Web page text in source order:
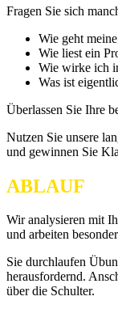
Fragen Sie sich
Wie geht
Wie liest ein
Wie wirke ich
Was ist
Überlassen Sie Ihre
Nutzen Sie unsere
und gewinnen Sie
ABLAUF
Wir analysieren mit
und arbeiten
Sie durchlaufen
herausfordernd.
über die Schulter.